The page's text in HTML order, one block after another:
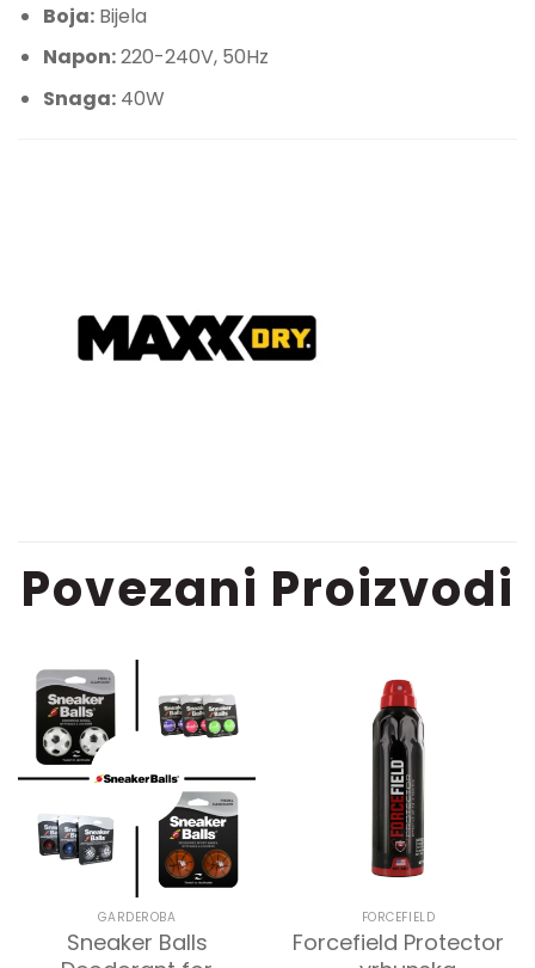
Boja:Bijela
Napon:220-240V, 50Hz
Snaga:40W
Povezani Proizvodi
GARDEROBA
Sneaker Balls
FORCEFIELD
Forcefield Protector